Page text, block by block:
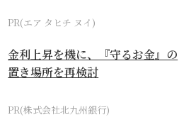
PR(エア タヒチ ヌイ)
金利上昇を機に、『守るお金』の
置き場所を再検討
PR(株式会社北九州銀行)